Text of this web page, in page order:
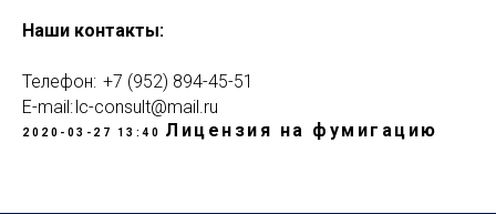
Наши контакты:
Телефон: +7 (952) 894-45-51
E-mail: lc-consult@mail.ru
2020-03-27 13:40 Лицензия на фумигацию